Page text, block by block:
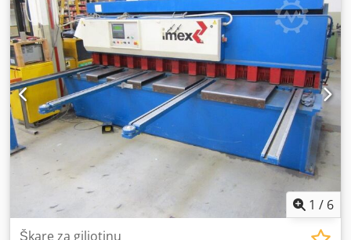
1 / 6
Škare za giljotinu